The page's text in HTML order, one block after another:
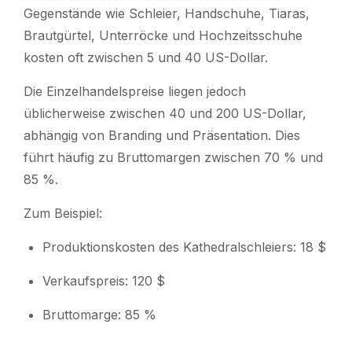
Gegenstände wie Schleier, Handschuhe, Tiaras,
Brautgürtel, Unterröcke und Hochzeitsschuhe
kosten oft zwischen 5 und 40 US-Dollar.
Die Einzelhandelspreise liegen jedoch
üblicherweise zwischen 40 und 200 US-Dollar,
abhängig von Branding und Präsentation. Dies
führt häufig zu Bruttomargen zwischen 70 % und
85 %.
Zum Beispiel:
Produktionskosten des Kathedralschleiers: 18 $
Verkaufspreis: 120 $
Bruttomarge: 85 %